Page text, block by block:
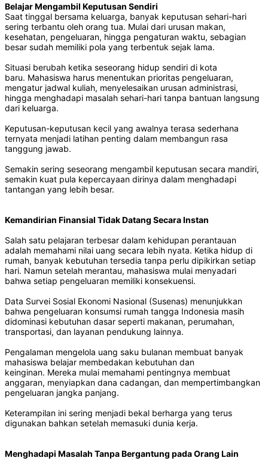
Belajar Mengambil Keputusan Sendiri
Saat tinggal bersama keluarga, banyak keputusan sehari-hari
sering terbantu oleh orang tua. Mulai dari urusan makan,
kesehatan, pengeluaran, hingga pengaturan waktu, sebagian
besar sudah memiliki pola yang terbentuk sejak lama.
Situasi berubah ketika seseorang hidup sendiri di kota
baru. Mahasiswa harus menentukan prioritas pengeluaran,
mengatur jadwal kuliah, menyelesaikan urusan administrasi,
hingga menghadapi masalah sehari-hari tanpa bantuan langsung
dari keluarga.
Keputusan-keputusan kecil yang awalnya terasa sederhana
ternyata menjadi latihan penting dalam membangun rasa
tanggung jawab.
Semakin sering seseorang mengambil keputusan secara mandiri,
semakin kuat pula kepercayaan dirinya dalam menghadapi
tantangan yang lebih besar.
Kemandirian Finansial Tidak Datang Secara Instan
Salah satu pelajaran terbesar dalam kehidupan perantauan
adalah memahami nilai uang secara lebih nyata. Ketika hidup di
rumah, banyak kebutuhan tersedia tanpa perlu dipikirkan setiap
hari. Namun setelah merantau, mahasiswa mulai menyadari
bahwa setiap pengeluaran memiliki konsekuensi.
Data Survei Sosial Ekonomi Nasional (Susenas) menunjukkan
bahwa pengeluaran konsumsi rumah tangga Indonesia masih
didominasi kebutuhan dasar seperti makanan, perumahan,
transportasi, dan layanan pendukung lainnya.
Pengalaman mengelola uang saku bulanan membuat banyak
mahasiswa belajar membedakan kebutuhan dan
keinginan. Mereka mulai memahami pentingnya membuat
anggaran, menyiapkan dana cadangan, dan mempertimbangkan
pengeluaran jangka panjang.
Keterampilan ini sering menjadi bekal berharga yang terus
digunakan bahkan setelah memasuki dunia kerja.
Menghadapi Masalah Tanpa Bergantung pada Orang Lain